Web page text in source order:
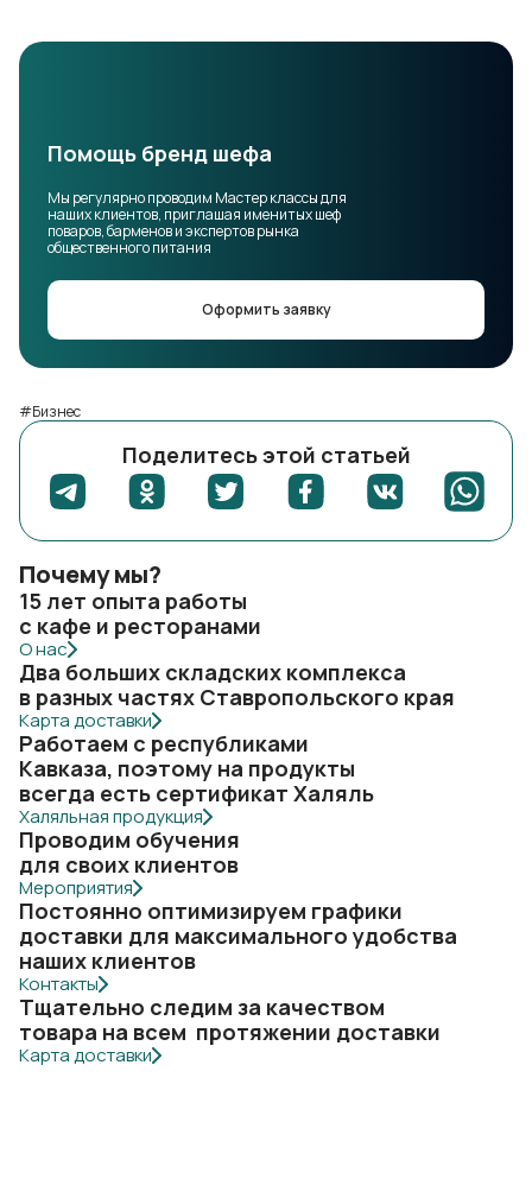
Помощь бренд шефа
Мы регулярно проводим Мастер классы для
наших клиентов, приглашая именитых шеф
поваров, барменов и экспертов рынка
общественного питания
Оформить заявку
#Бизнес
Поделитесь этой статьей
Почему мы?
15 лет опыта работы
с кафе и ресторанами
О нас
Два больших складских комплекса
в разных частях Ставропольского края
Карта доставки
Работаем с республиками
Кавказа, поэтому на продукты
всегда есть сертификат Халяль
Халяльная продукция
Проводим обучения
для своих клиентов
Мероприятия
Постоянно оптимизируем графики
доставки для максимального удобства
наших клиентов
Контакты
Тщательно следим за качеством
товара на всем протяжении доставки
Карта доставки